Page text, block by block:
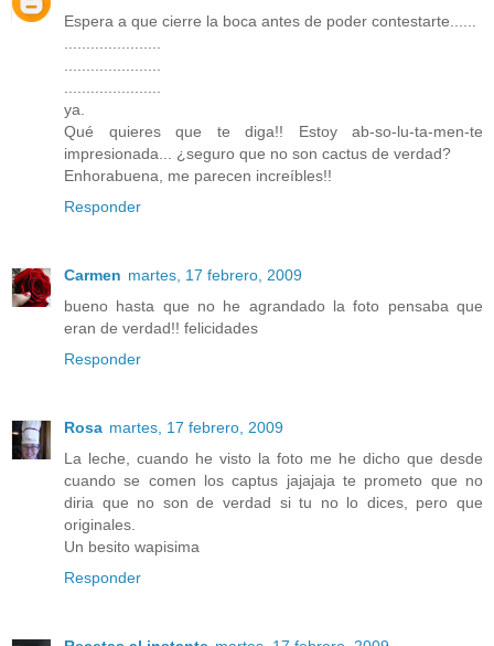
Espera a que cierre la boca antes de poder contestarte......
ya.
Qué quieres que te diga!! Estoy ab-so-lu-ta-men-te
impresionada... ¿seguro que no son cactus de verdad?
Enhorabuena, me parecen increíbles!!
Responder
Carmen martes, 17 febrero, 2009
bueno hasta que no he agrandado la foto pensaba que
eran de verdad!! felicidades
Responder
Rosa martes, 17 febrero, 2009
La leche, cuando he visto la foto me he dicho que desde
cuando se comen los captus jajajaja te prometo que no
diria que no son de verdad si tu no lo dices, pero que
originales.
Un besito wapisima
Responder